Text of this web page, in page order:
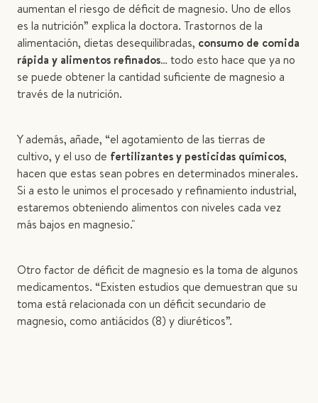
aumentan el riesgo de déficit de magnesio. Uno de ellos
es la nutrición” explica la doctora. Trastornos de la
alimentación, dietas desequilibradas, consumo de comida
rápida y alimentos refinados… todo esto hace que ya no
se puede obtener la cantidad suficiente de magnesio a
través de la nutrición.
Y además, añade, “el agotamiento de las tierras de
cultivo, y el uso de fertilizantes y pesticidas químicos,
hacen que estas sean pobres en determinados minerales.
Si a esto le unimos el procesado y refinamiento industrial,
estaremos obteniendo alimentos con niveles cada vez
más bajos en magnesio."
Otro factor de déficit de magnesio es la toma de algunos
medicamentos. “Existen estudios que demuestran que su
toma está relacionada con un déficit secundario de
magnesio, como antiácidos (8) y diuréticos”.